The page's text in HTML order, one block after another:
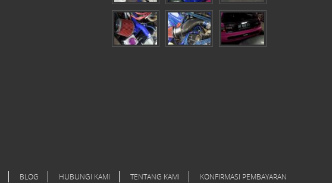
BLOG HUBUNGI KAMI TENTANG KAMI KONFIRMASI PEMBAYARAN